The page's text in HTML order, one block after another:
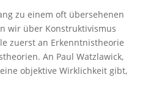
zu einem oft übersehenen
wir über Konstruktivismus
zuerst an Erkenntnistheorie
An Paul Watzlawick,
objektive Wirklichkeit gibt,